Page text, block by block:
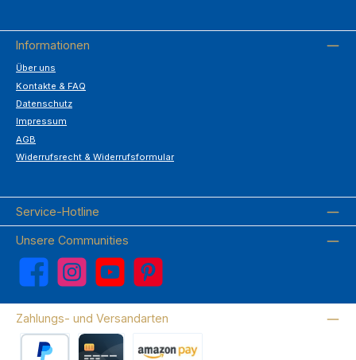
Informationen
Über uns
Kontakte & FAQ
Datenschutz
Impressum
AGB
Widerrufsrecht & Widerrufsformular
Service-Hotline
Unsere Communities
Facebook Instagram YouTube Pinterest
Zahlungs- und Versandarten